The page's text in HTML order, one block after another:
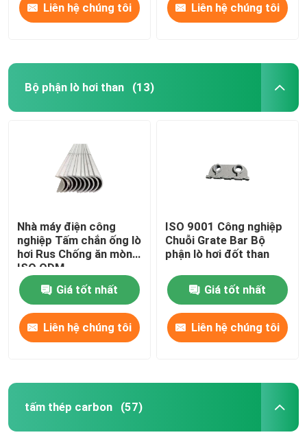
Liên hệ chúng tôi Liên hệ chúng tôi
Bộ phận lò hơi than (13)
Nhà máy điện công
nghiệp Tấm chắn ống lò
hơi Rus Chống ăn mòn
ISO ODM
Giá tốt nhất
Liên hệ chúng tôi
ISO 9001 Công nghiệp
Chuỗi Grate Bar Bộ
phận lò hơi đốt than
Giá tốt nhất
Liên hệ chúng tôi
tấm thép carbon (57)